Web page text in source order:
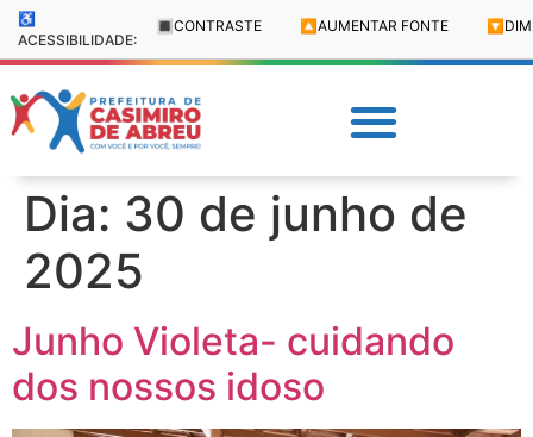
♿
ACESSIBILIDADE:
🔳 CONTRASTE 🔼 AUMENTAR FONTE 🔽
Dia: 30 de junho de
2025
Junho Violeta- cuidando
dos nossos idoso